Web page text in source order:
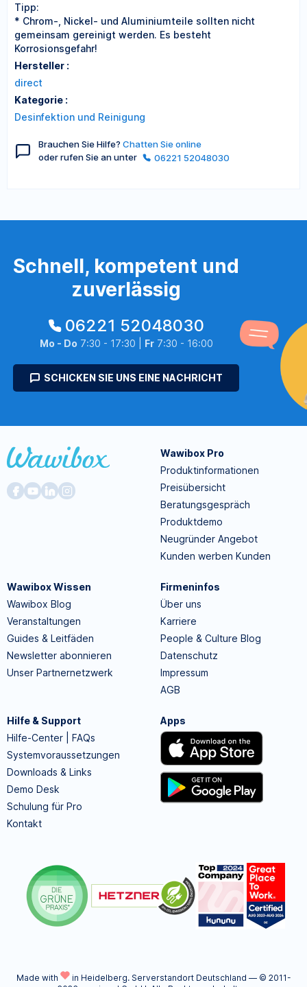
Tipp:
* Chrom-, Nickel- und Aluminiumteile sollten nicht
gemeinsam gereinigt werden. Es besteht
Korrosionsgefahr!
Hersteller :
direct
Kategorie :
Desinfektion und Reinigung
Brauchen Sie Hilfe? Chatten Sie online
oder rufen Sie an unter
06221 52048030
Schnell, kompetent und
zuverlässig
06221 52048030
Mo - Do 7:30 - 17:30 | Fr7:30 - 16:00
SCHICKEN SIE UNS EINE NACHRICHT
Wawibox Pro
Produktinformationen
Preisübersicht
Beratungsgespräch
Produktdemo
Neugründer Angebot
Kunden werben Kunden
Wawibox Wissen
Wawibox Blog
Veranstaltungen
Guides & Leitfäden
Newsletter abonnieren
Unser Partnernetzwerk
Firmeninfos
Über uns
Karriere
People & Culture Blog
Datenschutz
Impressum
AGB
Hilfe & Support
Hilfe-Center | FAQs
Systemvoraussetzungen
Downloads & Links
Demo Desk
Schulung für Pro
Kontakt
Apps
Made with in Heidelberg. Serverstandort Deutschland — © 2011-